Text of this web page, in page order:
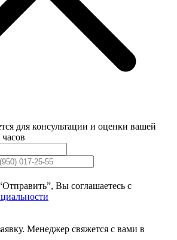
для консультации и оценки вашей
Вы соглашаетесь с
Менеджер свяжется с вами в